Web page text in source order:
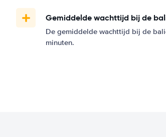
Gemiddelde wachttijd bij de
De gemiddelde wachttijd bij de
minuten.